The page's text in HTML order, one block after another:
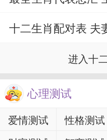
十二生肖配对表 夫
进入十
心理测试
爱情测试 性格测试